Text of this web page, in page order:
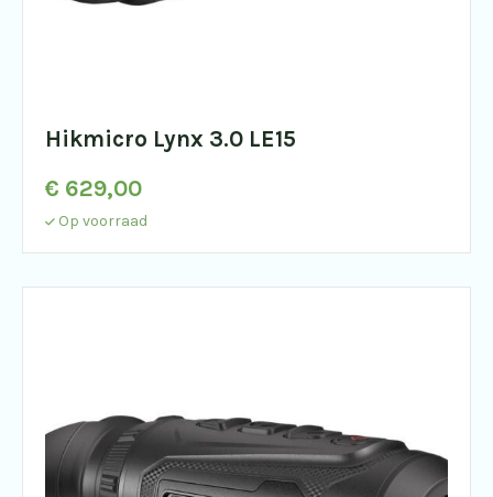
Hikmicro Lynx 3.0 LE15
€ 629,00
Op voorraad